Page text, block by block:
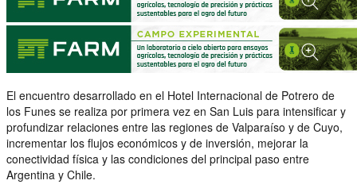
El encuentro desarrollado en el Hotel Internacional de Potrero de
los Funes se realiza por primera vez en San Luis para intensificar y
profundizar relaciones entre las regiones de Valparaíso y de Cuyo,
incrementar los flujos económicos y de inversión, mejorar la
conectividad física y las condiciones del principal paso entre
Argentina y Chile.